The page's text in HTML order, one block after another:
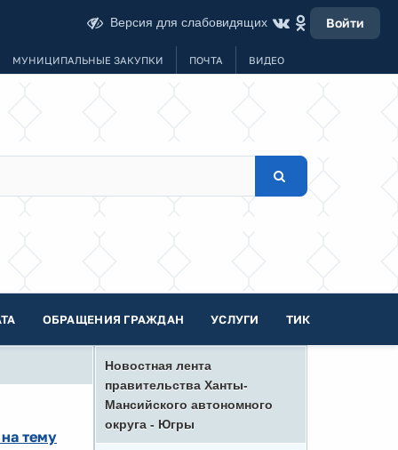
Версия для слабовидящих Войти
МУНИЦИПАЛЬНЫЕ ЗАКУПКИ ПОЧТА ВИДЕО
ОБРАЩЕНИЯ ГРАЖДАН УСЛУГИ ТИК
тему
Новостная лента
правительства Ханты-
Мансийского автономного
округа - Югры